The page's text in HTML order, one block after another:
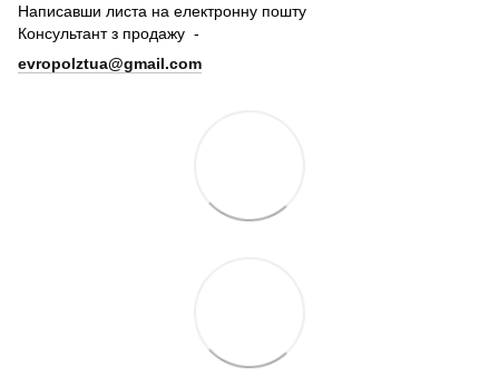
Написавши листа на електронну пошту
Консультант з продажу -
evropolztua@gmail.com